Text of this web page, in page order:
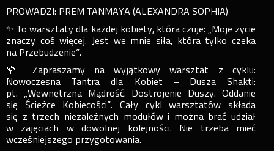
PROWADZI: PREM TANMAYA (ALEXANDRA SOPHIA)
✨ To warsztaty dla każdej kobiety, która czuje: „Moje życie
znaczy coś więcej. Jest we mnie siła, która tylko czeka
na Przebudzenie”.
🌹 Zapraszamy na wyjątkowy warsztat z cyklu:
Nowoczesna Tantra dla Kobiet – Dusza Shakti:
pt. „Wewnętrzna Mądrość. Dostrojenie Duszy. Oddanie
się Ścieżce Kobiecości”. Cały cykl warsztatów składa
się z trzech niezależnych modułów i można brać udział
w zajęciach w dowolnej kolejności. Nie trzeba mieć
wcześniejszego przygotowania.